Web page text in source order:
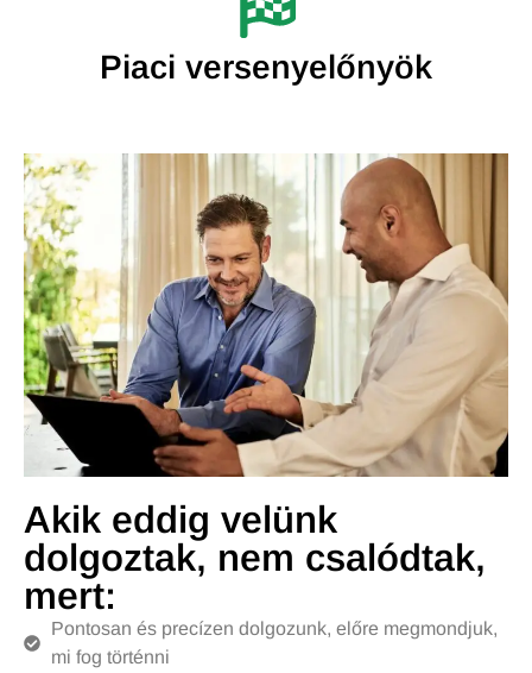
Piaci versenyelőnyök
Akik eddig velünk
dolgoztak, nem csalódtak,
mert:
Pontosan és precízen dolgozunk, előre megmondjuk,
mi fog történni